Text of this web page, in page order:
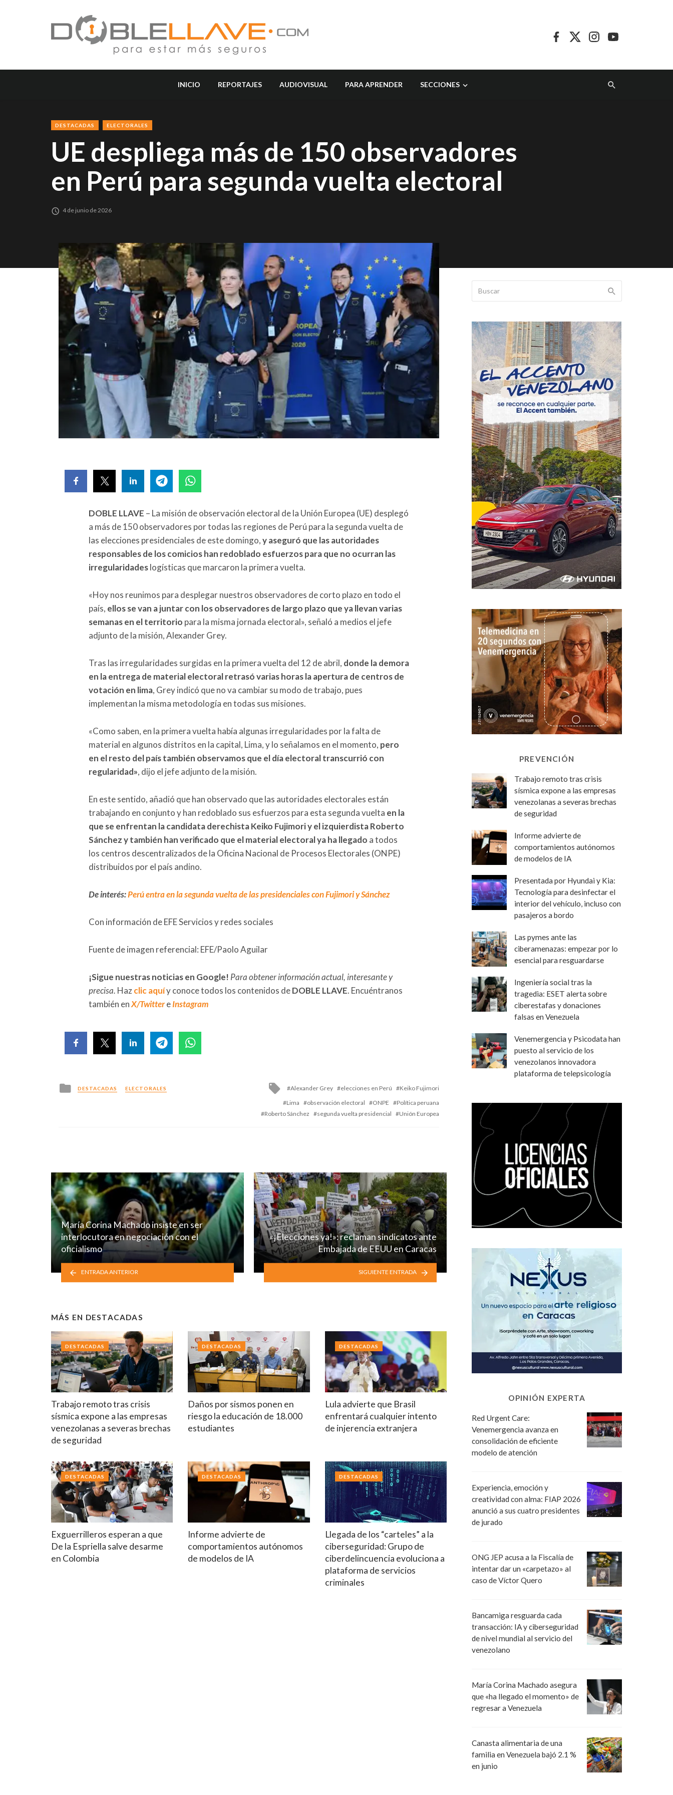
INICIO REPORTAJES AUDIOVISUAL PARA APRENDER SECCIONES
DESTACADAS ELECTORALES
UE despliega más de 150 observadores
en Perú para segunda vuelta electoral
4 de junio de 2026
DOBLE LLAVE – La misión de observación electoral de la Unión Europea (UE) desplegó
a más de 150 observadores por todas las regiones de Perú para la segunda vuelta de
las elecciones presidenciales de este domingo,y aseguró que las autoridades
responsables de los comicios han redoblado esfuerzos para que no ocurran las
irregularidadeslogísticas que marcaron la primera vuelta.
«Hoy nos reunimos para desplegar nuestros observadores de corto plazo en todo el
país, ellos se van a juntar con los observadores de largo plazo que ya llevan varias
semanas en el territorio para la misma jornada electoral», señaló a medios el jefe
adjunto de la misión, Alexander Grey.
Tras las irregularidades surgidas en la primera vuelta del 12 de abril, donde la demora
en la entrega de material electoral retrasó varias horas la apertura de centros de
votación en lima, Grey indicó que no va cambiar su modo de trabajo, pues
implementan la misma metodología en todas sus misiones.
«Como saben, en la primera vuelta había algunas irregularidades por la falta de
material en algunos distritos en la capital, Lima, y lo señalamos en el momento, pero
en el resto del país también observamos que el día electoral transcurrió con
regularidad», dijo el jefe adjunto de la misión.
En este sentido, añadió que han observado que las autoridades electorales están
trabajando en conjunto y han redoblado sus esfuerzos para esta segunda vuelta en la
que se enfrentan la candidata derechista Keiko Fujimori y el izquierdista Roberto
Sánchez y también han verificado que el material electoral ya ha llegado a todos
los centros descentralizados de la Oficina Nacional de Procesos Electorales (ONPE)
distribuidos por el país andino.
De interés:Perú entra en la segunda vuelta de las presidenciales con Fujimori y Sánchez
Con información de EFE Servicios y redes sociales
Fuente de imagen referencial: EFE/Paolo Aguilar
¡Sigue nuestras noticias en Google! Para obtener información actual, interesante y
precisa. Hazclic aquíy conoce todos los contenidos deDOBLE LLAVE. Encuéntranos
también enX/TwittereInstagram
Posted
in
DESTACADAS ELECTORALES
Tagged
Alexander Grey elecciones en Perú
Keiko Fujimori
Lima
observación electoral ONPE
Política peruana
Roberto Sánchez
segunda vuelta presidencial Unión Europea
María Corina Machado insiste en ser
interlocutora en negociación con el
oficialismo
ENTRADA ANTERIOR
«¡Elecciones ya!»: reclaman sindicatos ante
Embajada de EEUU en Caracas
SIGUIENTE ENTRADA
MÁS EN DESTACADAS
Trabajo remoto tras crisis
sísmica expone a las empresas
venezolanas a severas brechas
de seguridad
DESTACADAS
Daños por sismos ponen en
riesgo la educación de 18.000
estudiantes
DESTACADAS
Lula advierte que Brasil
enfrentará cualquier intento
de injerencia extranjera
DESTACADAS
Exguerrilleros esperan a que
De la Espriella salve desarme
en Colombia
DESTACADAS
Informe advierte de
comportamientos autónomos
de modelos de IA
DESTACADAS
Llegada de los “carteles” a la
ciberseguridad: Grupo de
ciberdelincuencia evoluciona a
plataforma de servicios
criminales
DESTACADAS
PREVENCIÓN
Trabajo remoto tras crisis
sísmica expone a las empresas
venezolanas a severas brechas
de seguridad
Informe advierte de
comportamientos autónomos
de modelos de IA
Presentada por Hyundai y Kia:
Tecnología para desinfectar el
interior del vehículo, incluso con
pasajeros a bordo
Las pymes ante las
ciberamenazas: empezar por lo
esencial para resguardarse
Ingeniería social tras la
tragedia: ESET alerta sobre
ciberestafas y donaciones
falsas en Venezuela
Venemergencia y Psicodata han
puesto al servicio de los
venezolanos innovadora
plataforma de telepsicología
OPINIÓN EXPERTA
Red Urgent Care:
Venemergencia avanza en
consolidación de eficiente
modelo de atención
Experiencia, emoción y
creatividad con alma: FIAP 2026
anunció a sus cuatro presidentes
de jurado
ONG JEP acusa a la Fiscalía de
intentar dar un «carpetazo» al
caso de Víctor Quero
Bancamiga resguarda cada
transacción: IA y ciberseguridad
de nivel mundial al servicio del
venezolano
María Corina Machado asegura
que «ha llegado el momento» de
regresar a Venezuela
Canasta alimentaria de una
familia en Venezuela bajó 2.1 %
en junio